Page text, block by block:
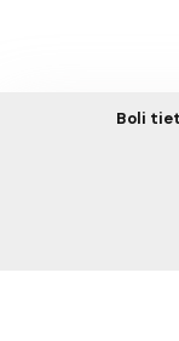
Boli